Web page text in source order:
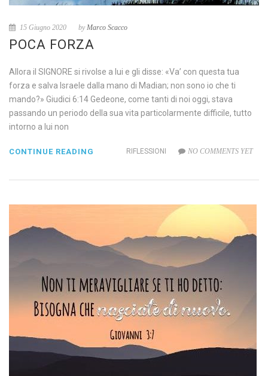
15 Giugno 2020 byMarco Scacco
POCA FORZA
Allora il SIGNORE si rivolse a lui e gli disse: «Va’ con questa tua
forza e salva Israele dalla mano di Madian; non sono io che ti
mando?» Giudici 6:14 Gedeone, come tanti di noi oggi, stava
passando un periodo della sua vita particolarmente difficile, tutto
intorno a lui non
RIFLESSIONI NO COMMENTS YET
CONTINUE READING